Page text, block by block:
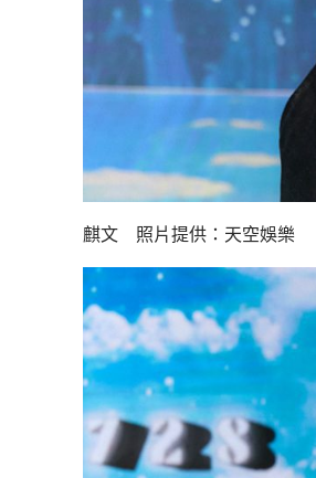
麒文 照片提供：天空娛樂